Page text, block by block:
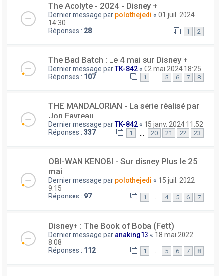
The Acolyte - 2024 - Disney +
Dernier message par polothejedi « 01 juil. 2024
14:30
Réponses : 28 1 2
The Bad Batch : Le 4 mai sur Disney +
Dernier message parTK-842 « 02 mai 2024 18:25
Réponses : 107 1 … 5 6 7 8
THE MANDALORIAN - La série réalisé par
Jon Favreau
Dernier message parTK-842 « 15 janv. 2024 11:52
Réponses : 337 1 20 21 22 23
OBI-WAN KENOBI - Sur disney Plus le 25
mai
Dernier message par polothejedi « 15 juil. 2022
9:15
Réponses : 97 1 4 5 6 7
Disney+ : The Book of Boba (Fett)
Dernier message par anaking13 « 18 mai 2022
8:08
Réponses : 112 1 5 6 7 8